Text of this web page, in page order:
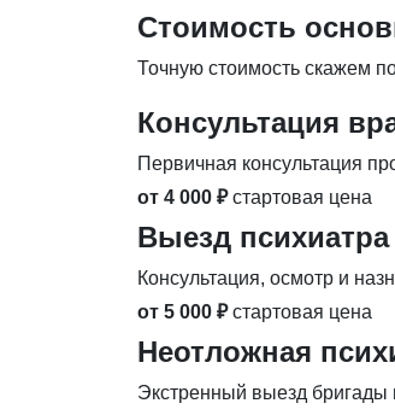
Стоимость
Точную стоимость скажем
Консультация
Первичная консультация
от 4 000 ₽ стартовая цена
Выезд
Консультация, осмотр и
от 5 000 ₽ стартовая цена
Неотложная
Экстренный выезд бригады